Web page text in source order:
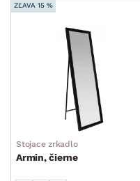
Vázy
Kvety a kvetináče
Vôňe do bytu
Stolovanie a varenie
Záhradné doplnky
Ukladanie a organizácia
Drobné bytové doplnky
ZĽAVA 15 %
Stojace zrkadlo
Armin, čierne